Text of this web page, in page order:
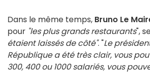
Dans le même temps, Bruno Le
pour "les plus grands restaurants",
étaient laissés de côté". "Le
République a été très clair, vous
300, 400 ou 1000 salariés, vous